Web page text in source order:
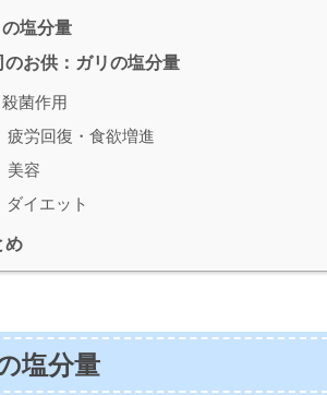
塩分量
のお供：ガリの塩分量
殺菌作用
疲労回復・食欲増進
美容
ダイエット
め
塩分量